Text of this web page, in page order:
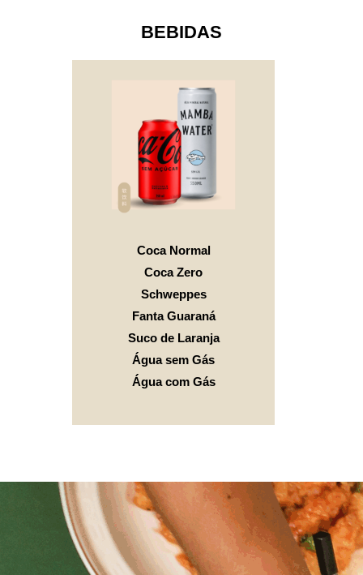
BEBIDAS
Coca Normal
Coca Zero
Schweppes
Fanta Guaraná
Suco de Laranja
Água sem Gás
Água com Gás